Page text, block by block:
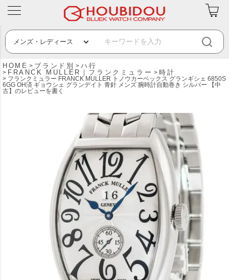
HOME ブランド別
ハ行
FRANCK MULLER｜フランクミュラー
時計
フランクミュラー FRANCK MULLER トノウカーベックス グランギシェ 6850S
6GG OH済 ギョウシェ グランデイト 青針 メンズ 腕時計自動巻き シルバー 【中
古】のレビューを書く